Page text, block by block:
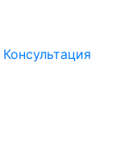
Консультация